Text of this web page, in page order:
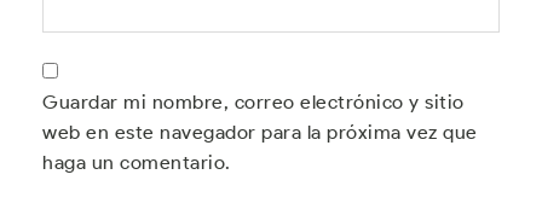
Guardar mi nombre, correo electrónico y sitio
web en este navegador para la próxima vez que
haga un comentario.